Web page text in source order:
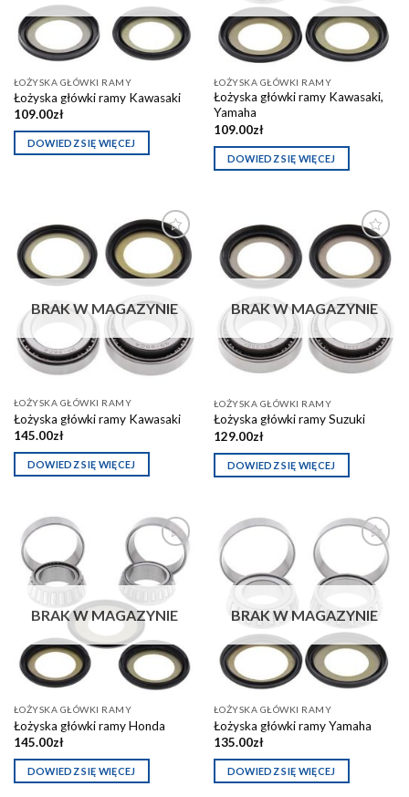
ŁOŻYSKA GŁÓWKI RAMY
Łożyska główki ramy Kawasaki
109.00zł
DOWIEDZ SIĘ WIĘCEJ
ŁOŻYSKA GŁÓWKI RAMY
Łożyska główki ramy Kawasaki,
Yamaha
109.00zł
DOWIEDZ SIĘ WIĘCEJ
Dodaj do
BRAK W MAGAZYNIE
ŁOŻYSKA GŁÓWKI RAMY
Łożyska główki ramy Kawasaki
145.00zł
DOWIEDZ SIĘ WIĘCEJ
Dodaj do
BRAK W MAGAZYNIE
ŁOŻYSKA GŁÓWKI RAMY
Łożyska główki ramy Suzuki
129.00zł
DOWIEDZ SIĘ WIĘCEJ
Dodaj do
schowka
BRAK W MAGAZYNIE
ŁOŻYSKA GŁÓWKI RAMY
Łożyska główki ramy Honda
145.00zł
DOWIEDZ SIĘ WIĘCEJ
Dodaj do
BRAK W MAGAZYNIE
ŁOŻYSKA GŁÓWKI RAMY
Łożyska główki ramy Yamaha
135.00zł
DOWIEDZ SIĘ WIĘCEJ